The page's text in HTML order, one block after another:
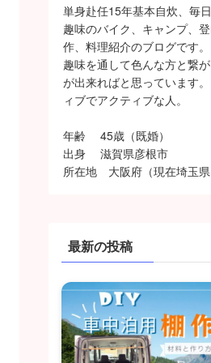
単身赴任15年基本自炊、毎日
趣味のバイク、キャンプ、
作、料理紹介のブログです。
趣味を通して色んな方と繋
が出来ればと思っています
ィブでアクティブな人。
年齢 45歳（既婚）
出身 滋賀県彦根市
所在地 大阪府（現在埼玉県
最新の投稿